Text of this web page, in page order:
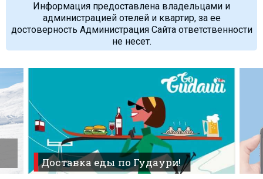
Информация предоставлена владельцами и
администрацией отелей и квартир, за ее
достоверность Администрация Сайта ответственности
не несет.
Доставка еды по Гудаури!